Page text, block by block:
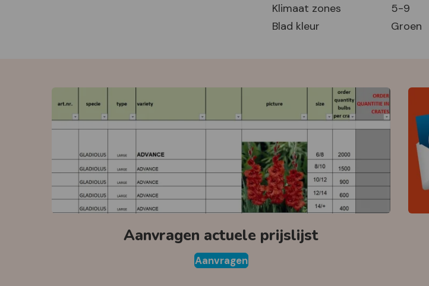
Klimaat zones
5-9
Blad kleur
Groen
Aanvragen actuele prijslijst
Aanvragen